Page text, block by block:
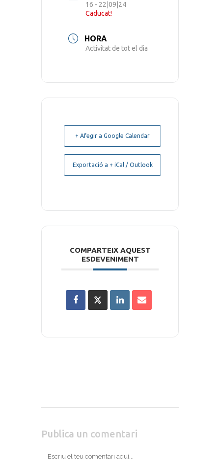
16 - 22|09|24
Caducat!
HORA
Activitat de tot el dia
+ Afegir a Google Calendar
Exportació a + iCal / Outlook
COMPARTEIX AQUEST
ESDEVENIMENT
Publica un comentari